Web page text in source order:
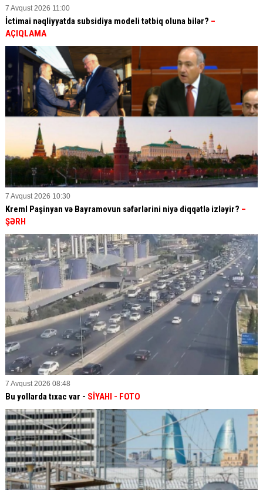
7 Avqust 2026 11:00
İctimai nəqliyyatda subsidiya modeli tətbiq oluna bilər? –
AÇIQLAMA
7 Avqust 2026 10:30
Kreml Paşinyan və Bayramovun səfərlərini niyə diqqətlə izləyir? –
ŞƏRH
7 Avqust 2026 08:48
Bu yollarda tıxac var - SİYAHI - FOTO